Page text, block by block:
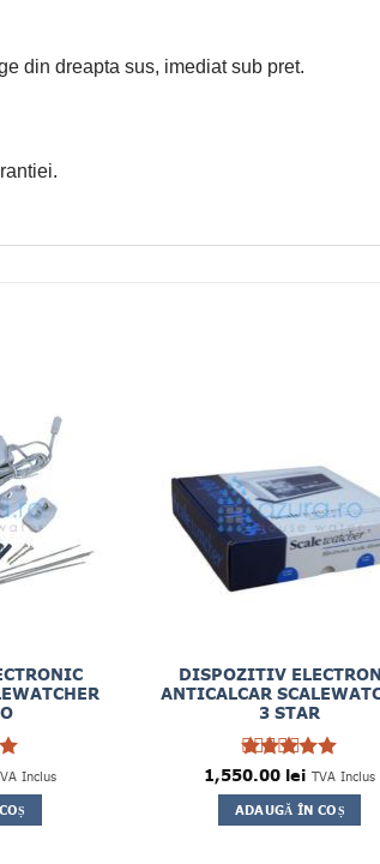
din dreapta sus, imediat sub pret.
Inclus
DISPOZITIV
ANTICALCAR
3 STAR
Evaluat la
5din 5
1,550.00 lei TVA Inclus
ADAUGĂ ÎN COȘ